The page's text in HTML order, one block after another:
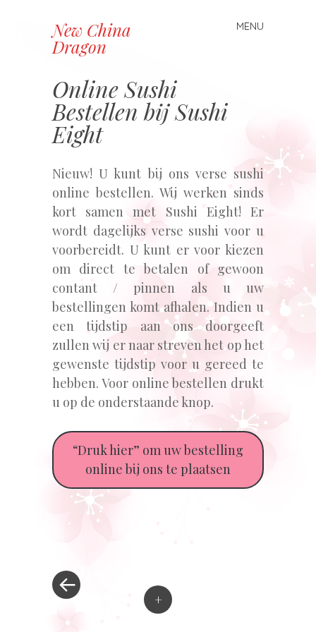
New China
Dragon
MENU
Spring naar inhoud
Online Sushi
Bestellen bij Sushi
Eight
Nieuw! U kunt bij ons verse sushi
online bestellen. Wij werken sinds
kort samen met Sushi Eight! Er
wordt dagelijks verse sushi voor u
voorbereidt. U kunt er voor kiezen
om direct te betalen of gewoon
contant / pinnen als u uw
bestellingen komt afhalen. Indien u
een tijdstip aan ons doorgeeft
zullen wij er naar streven het op het
gewenste tijdstip voor u gereed te
hebben. Voor online bestellen drukt
u op de onderstaande knop.
“Druk hier” om uw bestelling
online bij ons te plaatsen
« Vorig bericht
+